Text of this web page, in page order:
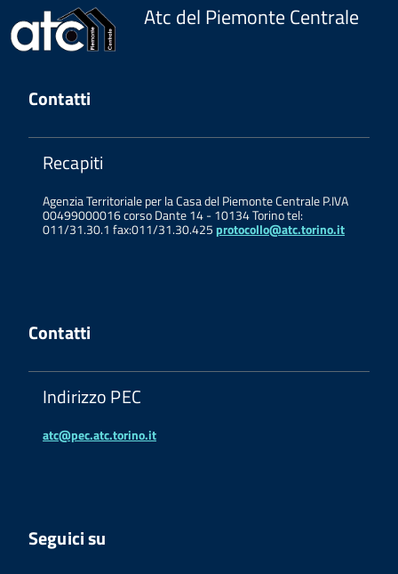
Atc del Piemonte Centrale
Contatti
Recapiti
Agenzia Territoriale per la Casa del Piemonte Centrale P.IVA
00499000016 corso Dante 14 - 10134 Torino tel:
011/31.30.1 fax:011/31.30.425 protocollo@atc.torino.it
Contatti
Indirizzo PEC
atc@pec.atc.torino.it
Seguici su